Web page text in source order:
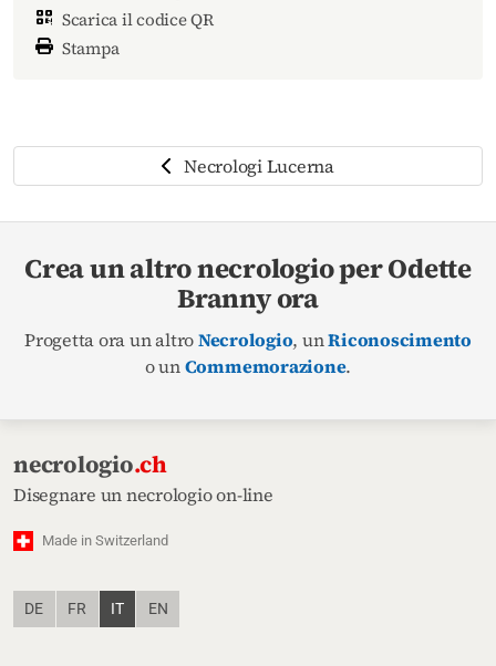
Scarica il codice QR
Stampa
Necrologi Lucerna
Crea un altro necrologio per Odette
Branny ora
Progetta ora un altroNecrologio, unRiconoscimento
o unCommemorazione.
necrologio.ch
Disegnare un necrologio on-line
Made in Switzerland
DE FR IT EN